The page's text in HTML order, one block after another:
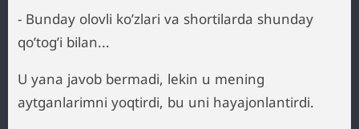
- Bunday olovli ko’zlari va shortilarda shunday
qo’tog’i bilan...
U yana javob bermadi, lekin u mening
aytganlarimni yoqtirdi, bu uni hayajonlantirdi.